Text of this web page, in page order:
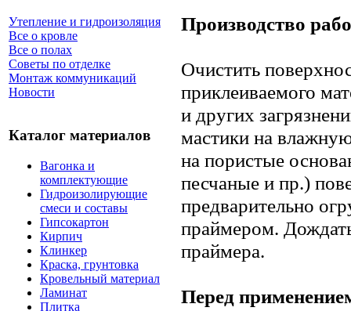
Утепление и гидроизоляция
Все о кровле
Все о полах
Советы по отделке
Монтаж коммуникаций
Новости
Каталог материалов
Вагонка и
комплектующие
Гидроизолирующие
смеси и составы
Гипсокартон
Кирпич
Клинкер
Краска, грунтовка
Кровельный материал
Ламинат
Плитка
Производство
Очистить
приклеиваемого
и других
мастики на
на пористые
песчаные и пр.)
предварительно
праймером.
праймера.
Перед